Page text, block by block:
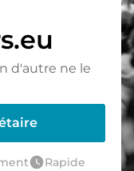
d'autre ne le
watch_laterRapide